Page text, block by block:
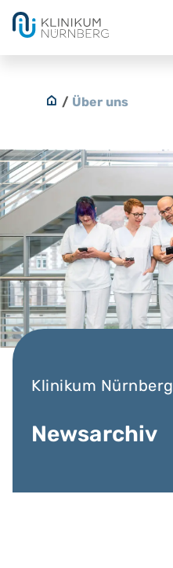
/ Über uns
Klinikum Nürnberg
Newsarchiv